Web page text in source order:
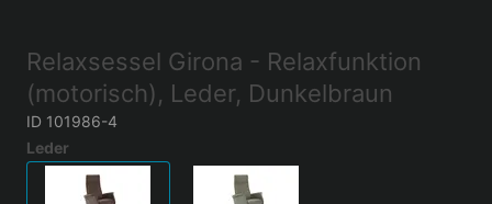
Relaxsessel Girona - Relaxfunktion
(motorisch), Leder, Dunkelbraun
ID 101986-4
Leder